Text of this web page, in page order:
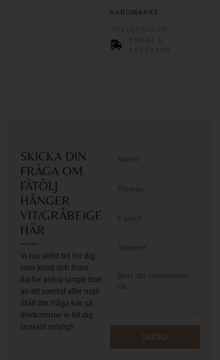
VARUMÄRKE:
HILLERSTORP
FRAKT &
LEVERANS
SKICKA DIN
FRÅGA OM
FÅTÖLJ
HÅNGER
VIT/GRÅBEIGE
HÄR
Vi har alltid tid för dig
som kund och finns
därför aldrig längre bort
än ett samtal eller mail.
Ställ din fråga här så
återkommer vi till dig
snarast möjligt!
SKICKA